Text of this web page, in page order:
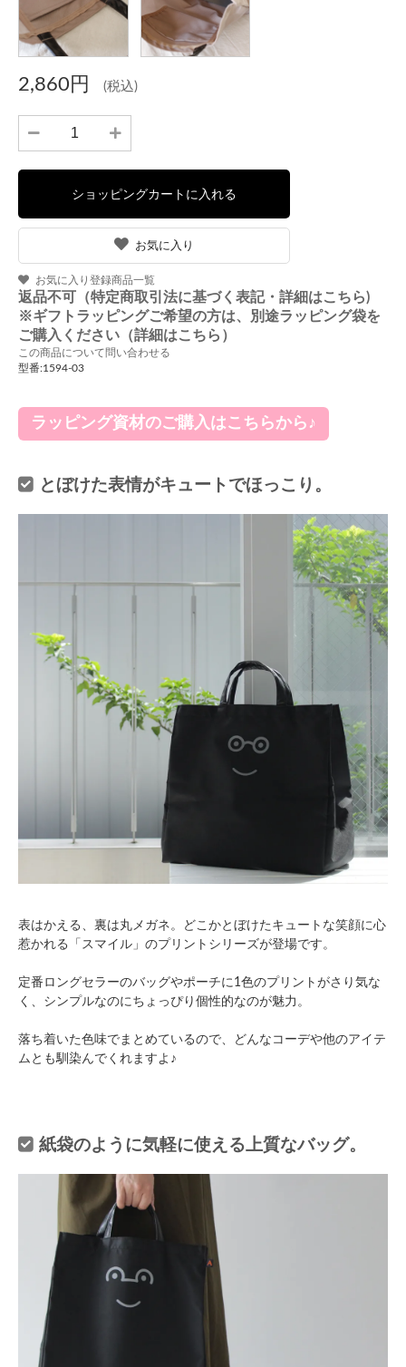
2,860円 (税込)
お気に入り
お気に入り登録商品一覧
返品不可（特定商取引法に基づく表記・詳細はこちら)
※ギフトラッピングご希望の方は、別途ラッピング袋を
ご購入ください（詳細はこちら）
この商品について問い合わせる
型番:1594-03
ラッピング資材のご購入はこちらから♪
とぼけた表情がキュートでほっこり。
表はかえる、裏は丸メガネ。どこかとぼけたキュートな笑顔に心
惹かれる「スマイル」のプリントシリーズが登場です。
定番ロングセラーのバッグやポーチに1色のプリントがさり気な
く、シンプルなのにちょっぴり個性的なのが魅力。
落ち着いた色味でまとめているので、どんなコーデや他のアイテ
ムとも馴染んでくれますよ♪
紙袋のように気軽に使える上質なバッグ。